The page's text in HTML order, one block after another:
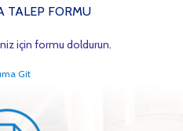
TALEP FORMU
için formu doldurun.
Git